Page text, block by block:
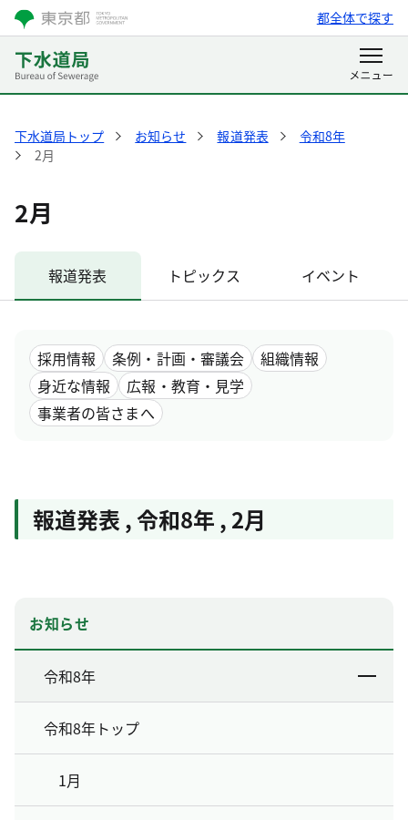
都全体で探す
下水道局トップ お知らせ 報道発表
令和8年
2月
2月
報道発表 トピックス イベント
採用情報 条例・計画・審議会
組織情報
身近な情報
広報・教育・見学
事業者の皆さまへ
報道発表 ,令和8年 , 2月
お知らせ
令和8年
令和8年トップ
1月